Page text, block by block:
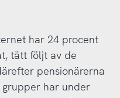
har 24 procent
tätt följt av de
pensionärerna
grupper har under